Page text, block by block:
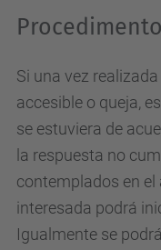
Si una vez
accesible o queja,
se estuviera de
la respuesta no
contemplados en el
interesada podrá
Igualmente se